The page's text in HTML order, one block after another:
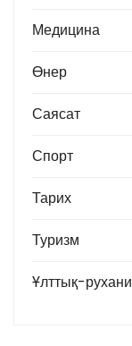
Медицина
Өнер
Саясат
Спорт
Тарих
Туризм
Ұлттық-рухани